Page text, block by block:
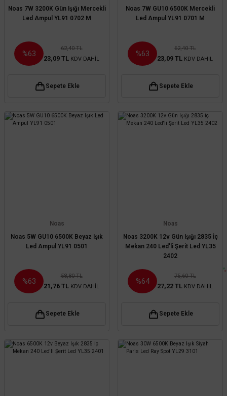
Noas 7W 3200K Gün Işığı Mercekli
Led Ampul YL91 0702 M
%63
62,40 TL
23,09 TL KDV DAHİL
Sepete Ekle
Noas 7W GU10 6500K Mercekli
Led Ampul YL91 0701 M
%63
62,40 TL
23,09 TL KDV DAHİL
Sepete Ekle
Noas
Noas 5W GU10 6500K Beyaz Işık
Led Ampul YL91 0501
%63
58,80 TL
21,76 TL KDV DAHİL
Sepete Ekle
Noas
Noas 3200K 12v Gün Işığı 2835 İç
Mekan 240 Led'li Şerit Led YL35
2402
%64
75,60 TL
27,22 TL KDV DAHİL
Sepete Ekle